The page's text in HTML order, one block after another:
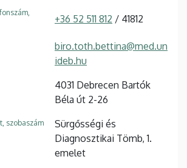
+36 52 511 812 / 41812
biro.toth.bettina@med.un
ideb.hu
4031 Debrecen Bartók
Béla út 2-26
szobaszám
Sürgősségi és
Diagnosztikai Tömb, 1.
emelet